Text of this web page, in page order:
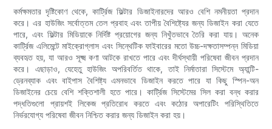
কর্মক্ষমতার দৃষ্টিকোণ থেকে, কার্ট্রিজ ফিল্টার ডিজাইনারদের আরও বেশি নমনীয়তা প্রদান
করে। এর হাউজিং সর্বোত্তম তেল প্রবাহ এবং তাপীয় বৈশিষ্ট্যের জন্য ডিজাইন করা যেতে
পারে, এবং ফিল্টার মিডিয়াকে নির্দিষ্ট প্রয়োগের জন্য নিখুঁতভাবে তৈরি করা যায়। অনেক
কার্ট্রিজ এলিমেন্টে মাইক্রোগ্লাস এবং সিন্থেটিক ফাইবারের মতো উচ্চ-দক্ষতাসম্পন্ন মিডিয়া
ব্যবহৃত হয়, যা আরও সূক্ষ্ম কণা আটকে রাখতে পারে এবং দীর্ঘস্থায়ী পরিষেবা জীবন প্রদান
করে। এছাড়াও, যেহেতু হাউজিং অপরিবর্তিত থাকে, তাই নির্মাতারা সিস্টেমে অ্যান্টি-
ড্রেনব্যাক এবং বাইপাস বৈশিষ্ট্য এমনভাবে ডিজাইন করতে পারে যা কিছু স্পিন-অন
ডিজাইনের চেয়ে বেশি শক্তিশালী হতে পারে। কার্ট্রিজ সিস্টেমের সিল করা বন্ধ করার
পদ্ধতিগুলো প্রায়শই লিকেজ প্রতিরোধ করতে এবং কঠোর অপারেটিং পরিস্থিতিতে
নির্ভরযোগ্য পরিষেবা জীবন নিশ্চিত করার জন্য ডিজাইন করা হয়।